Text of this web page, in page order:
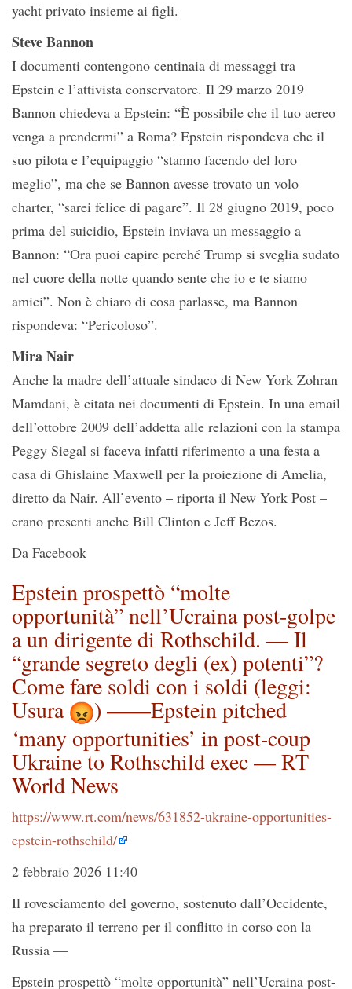
yacht privato insieme ai figli.
Steve Bannon
I documenti contengono centinaia di messaggi tra
Epstein e l’attivista conservatore. Il 29 marzo 2019
Bannon chiedeva a Epstein: “È possibile che il tuo aereo
venga a prendermi” a Roma? Epstein rispondeva che il
suo pilota e l’equipaggio “stanno facendo del loro
meglio”, ma che se Bannon avesse trovato un volo
charter, “sarei felice di pagare”. Il 28 giugno 2019, poco
prima del suicidio, Epstein inviava un messaggio a
Bannon: “Ora puoi capire perché Trump si sveglia sudato
nel cuore della notte quando sente che io e te siamo
amici”. Non è chiaro di cosa parlasse, ma Bannon
rispondeva: “Pericoloso”.
Mira Nair
Anche la madre dell’attuale sindaco di New York Zohran
Mamdani, è citata nei documenti di Epstein. In una email
dell’ottobre 2009 dell’addetta alle relazioni con la stampa
Peggy Siegal si faceva infatti riferimento a una festa a
casa di Ghislaine Maxwell per la proiezione di Amelia,
diretto da Nair. All’evento – riporta il New York Post –
erano presenti anche Bill Clinton e Jeff Bezos.
Da Facebook
Epstein prospettò “molte
opportunità” nell’Ucraina post-golpe
a un dirigente di Rothschild. — Il
“grande segreto degli (ex) potenti”?
Come fare soldi con i soldi (leggi:
Usura
) ——Epstein pitched
‘many opportunities’ in post-coup
Ukraine to Rothschild exec — RT
World News
https://www.rt.com/news/631852-ukraine-opportunities-
epstein-rothschild/
2 febbraio 2026 11:40
Il rovesciamento del governo, sostenuto dall’Occidente,
ha preparato il terreno per il conflitto in corso con la
Russia —
Epstein prospettò “molte opportunità” nell’Ucraina post-